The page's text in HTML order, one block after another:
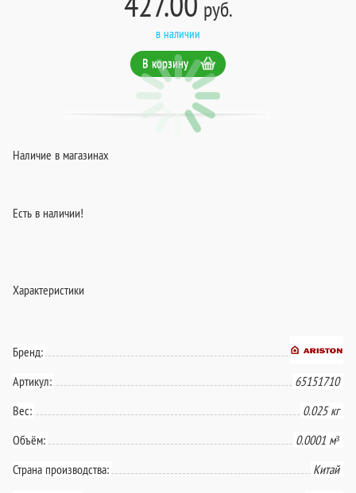
руб.
в наличии
В корзину
Наличие в магазинах
Есть в наличии!
Характеристики
Бренд:
Артикул:
65151710
Вес:
0.025 кг
Объём:
0.0001 м³
Страна производства:
Китай